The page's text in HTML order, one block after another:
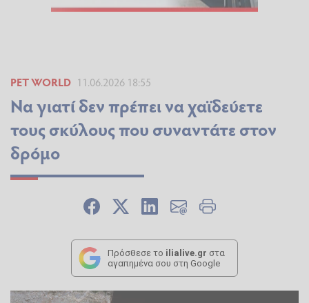
PET WORLD 11.06.2026 18:55
Να γιατί δεν πρέπει να χαϊδεύετε
τους σκύλους που συναντάτε στον
δρόμο
Πρόσθεσε το ilialive.gr στα
αγαπημένα σου στη Google